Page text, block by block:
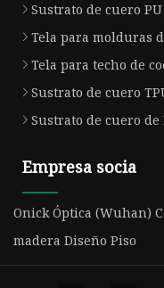
Sustrato de cuero PU
Tela para molduras
Tela para techo de
Sustrato de cuero
Sustrato de cuero de
Empresa socia
Onick Óptica (Wuhan)
madera Diseño Piso